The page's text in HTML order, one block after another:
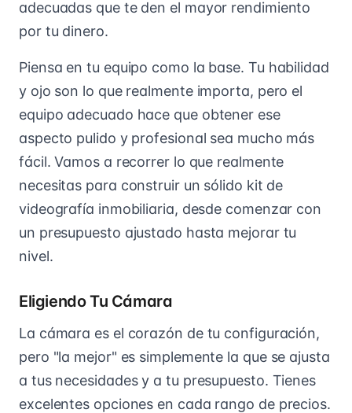
adecuadas que te den el mayor rendimiento
por tu dinero.
Piensa en tu equipo como la base. Tu habilidad
y ojo son lo que realmente importa, pero el
equipo adecuado hace que obtener ese
aspecto pulido y profesional sea mucho más
fácil. Vamos a recorrer lo que realmente
necesitas para construir un sólido kit de
videografía inmobiliaria, desde comenzar con
un presupuesto ajustado hasta mejorar tu
nivel.
Eligiendo Tu Cámara
La cámara es el corazón de tu configuración,
pero "la mejor" es simplemente la que se ajusta
a tus necesidades y a tu presupuesto. Tienes
excelentes opciones en cada rango de precios.